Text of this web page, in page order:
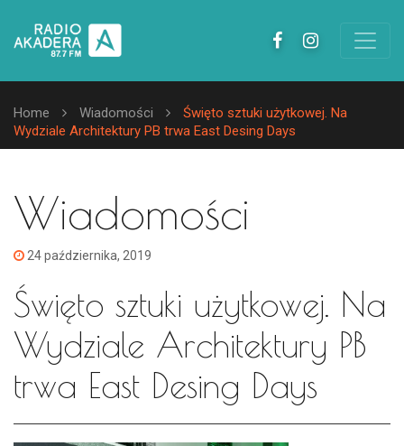
Home Wiadomości
Święto sztuki użytkowej. Na
Wydziale Architektury PB trwa East Desing Days
Wiadomości
24 października, 2019
Święto sztuki użytkowej. Na
Wydziale Architektury PB
trwa East Desing Days